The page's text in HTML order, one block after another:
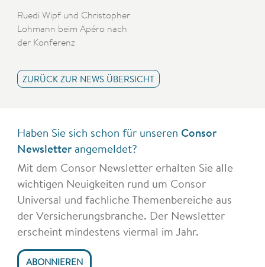
Ruedi Wipf und Christopher
Lohmann beim Apéro nach
der Konferenz
ZURÜCK ZUR NEWS ÜBERSICHT
Haben Sie sich schon für unseren Consor
Newsletterangemeldet?
Mit dem Consor Newsletter erhalten Sie alle
wichtigen Neuigkeiten rund um Consor
Universal und fachliche Themenbereiche aus
der Versicherungsbranche. Der Newsletter
erscheint mindestens viermal im Jahr.
ABONNIEREN